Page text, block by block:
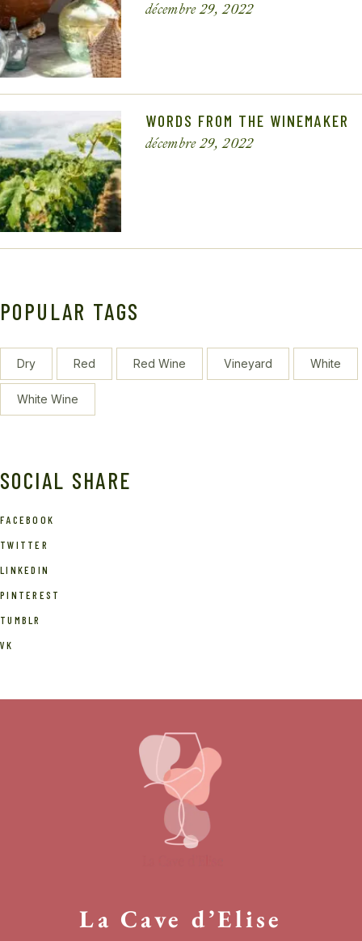
décembre 29, 2022
WORDS FROM THE WINEMAKER
décembre 29, 2022
POPULAR TAGS
Dry Red Red Wine Vineyard White
White Wine
SOCIAL SHARE
FACEBOOK
TWITTER
LINKEDIN
PINTEREST
TUMBLR
VK
La Cave d’Elise